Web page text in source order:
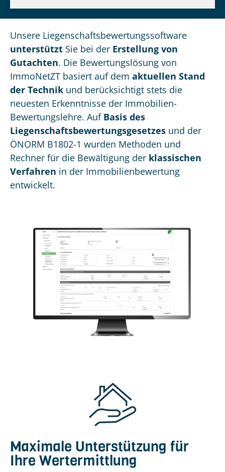
Unsere Liegenschaftsbewertungssoftware
unterstützt Sie bei der Erstellung von
Gutachten. Die Bewertungslösung von
ImmoNetZT basiert auf dem aktuellen Stand
der Technik und berücksichtigt stets die
neuesten Erkenntnisse der Immobilien-
Bewertungslehre. Auf Basis des
Liegenschaftsbewertungsgesetzes und der
ÖNORM B1802-1 wurden Methoden und
Rechner für die Bewältigung der klassischen
Verfahren in der Immobilienbewertung
entwickelt.
Maximale Unterstützung für
Ihre Wertermittlung